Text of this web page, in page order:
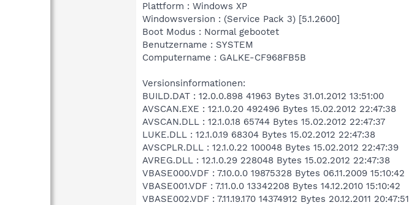
Plattform : Windows XP
Windowsversion : (Service Pack 3) [5.1.2600]
Boot Modus : Normal gebootet
Benutzername : SYSTEM
Computername : GALKE-CF968FB5B
Versionsinformationen:
BUILD.DAT : 12.0.0.898 41963 Bytes 31.01.2012 13:51:00
AVSCAN.EXE : 12.1.0.20 492496 Bytes 15.02.2012 22:47:38
AVSCAN.DLL : 12.1.0.18 65744 Bytes 15.02.2012 22:47:37
LUKE.DLL : 12.1.0.19 68304 Bytes 15.02.2012 22:47:38
AVSCPLR.DLL : 12.1.0.22 100048 Bytes 15.02.2012 22:47:39
AVREG.DLL : 12.1.0.29 228048 Bytes 15.02.2012 22:47:38
VBASE000.VDF : 7.10.0.0 19875328 Bytes 06.11.2009 15:10:42
VBASE001.VDF : 7.11.0.0 13342208 Bytes 14.12.2010 15:10:42
VBASE002.VDF : 7.11.19.170 14374912 Bytes 20.12.2011 20:47:51